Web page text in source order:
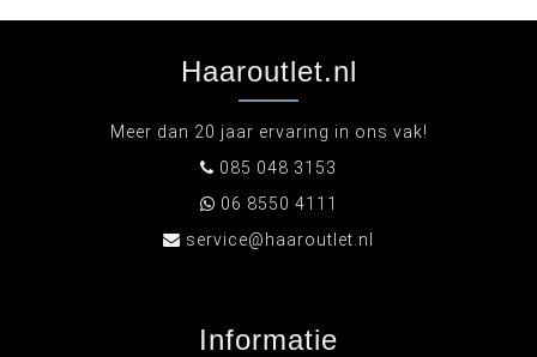
Haaroutlet.nl
Meer dan 20 jaar ervaring in ons vak!
085 048 3153
06 8550 4111
service@haaroutlet.nl
Informatie